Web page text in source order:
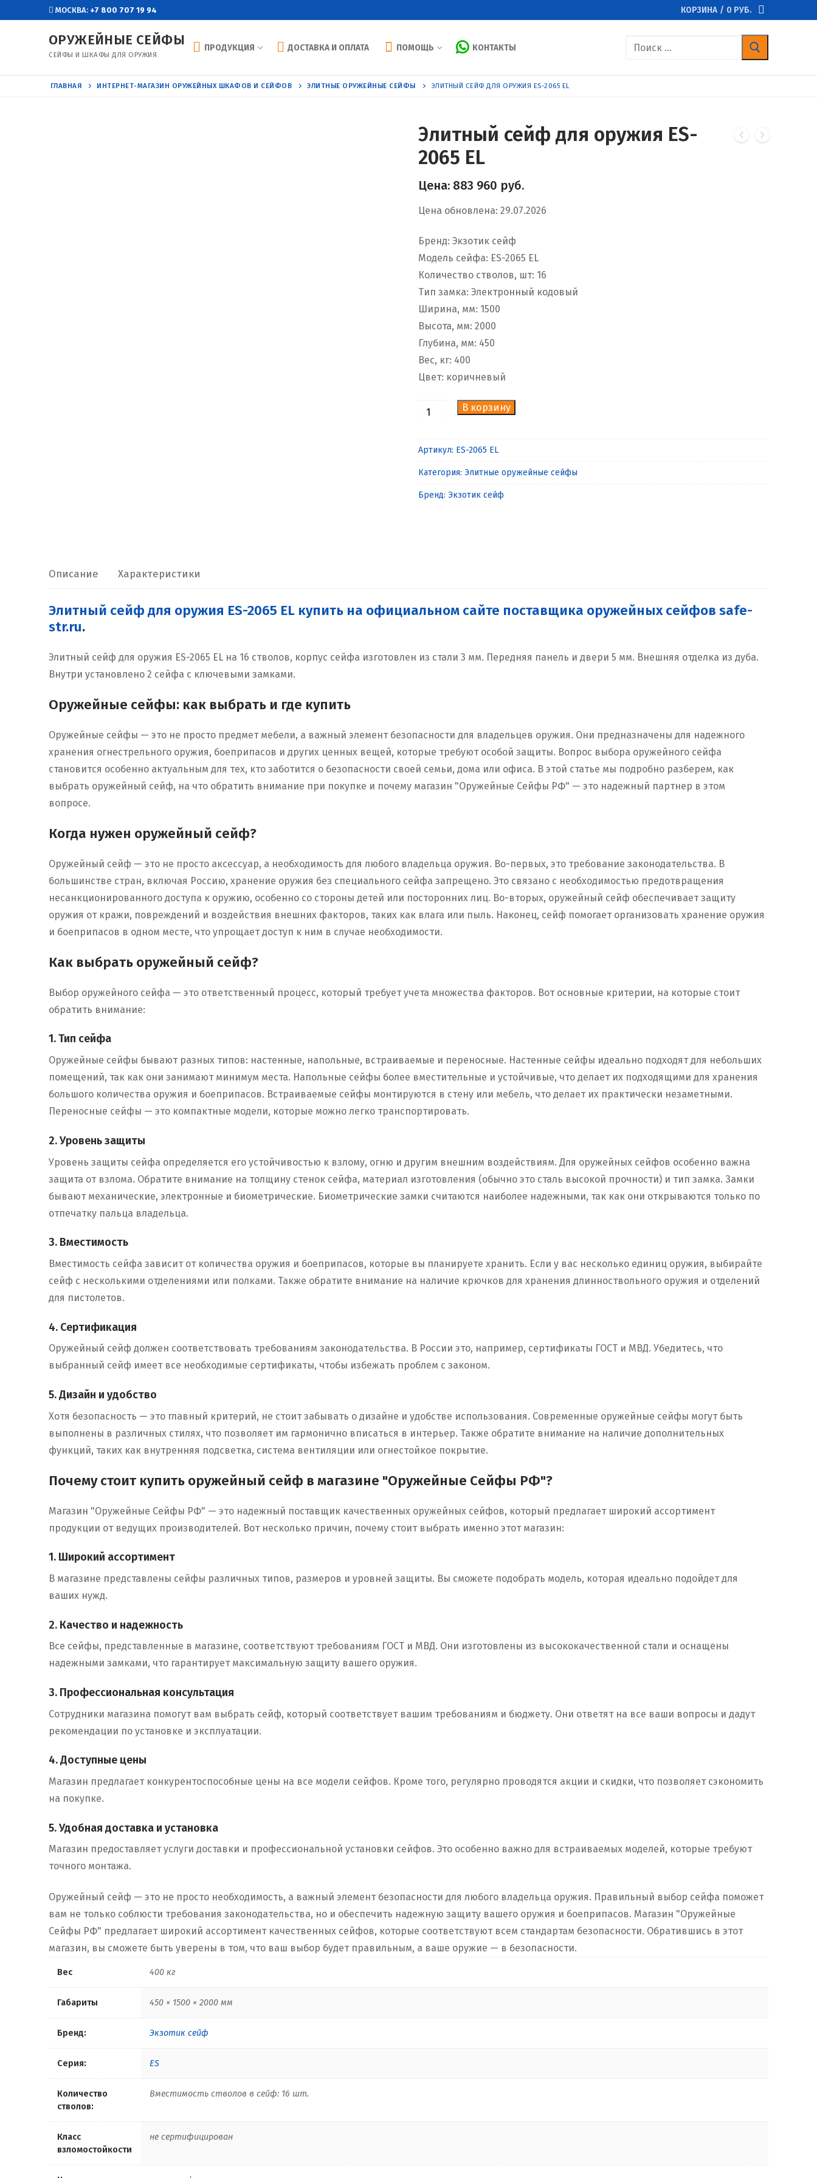
содержимому
МОСКВА: +7 800 707 19 94 КОРЗИНА / 0 РУБ.
ОРУЖЕЙНЫЕ СЕЙФЫ
СЕЙФЫ И ШКАФЫ ДЛЯ ОРУЖИЯ
ПРОДУКЦИЯ ДОСТАВКА И ОПЛАТА ПОМОЩЬ КОНТАКТЫ Найти:
ГЛАВНАЯ ИНТЕРНЕТ-МАГАЗИН ОРУЖЕЙНЫХ ШКАФОВ И СЕЙФОВ ЭЛИТНЫЕ ОРУЖЕЙНЫЕ СЕЙФЫ ЭЛИТНЫЙ СЕЙФ ДЛЯ ОРУЖИЯ ES-2065 EL
Элитный сейф для оружия ES-
2065 EL
Цена: 883 960 руб.
Цена обновлена: 29.07.2026
Бренд: Экзотик сейф
Модель сейфа: ES-2065 EL
Количество стволов, шт: 16
Тип замка: Электронный кодовый
Ширина, мм: 1500
Высота, мм: 2000
Глубина, мм: 450
Вес, кг: 400
Цвет: коричневый
Количество
сейф
для
оружия
В корзину
Артикул: ES-2065 EL
Категория: Элитные оружейные сейфы
Бренд: Экзотик сейф
Описание Характеристики
Элитный сейф для оружия ES-2065 EL купить на официальном сайте поставщика оружейных сейфов safe-
str.ru.
Элитный сейф для оружия ES-2065 EL на 16 стволов, корпус сейфа изготовлен из стали 3 мм. Передняя панель и двери 5 мм. Внешняя отделка из дуба.
Внутри установлено 2 сейфа с ключевыми замками.
Оружейные сейфы: как выбрать и где купить
Оружейные сейфы — это не просто предмет мебели, а важный элемент безопасности для владельцев оружия. Они предназначены для надежного
хранения огнестрельного оружия, боеприпасов и других ценных вещей, которые требуют особой защиты. Вопрос выбора оружейного сейфа
становится особенно актуальным для тех, кто заботится о безопасности своей семьи, дома или офиса. В этой статье мы подробно разберем, как
выбрать оружейный сейф, на что обратить внимание при покупке и почему магазин "Оружейные Сейфы РФ" — это надежный партнер в этом
вопросе.
Когда нужен оружейный сейф?
Оружейный сейф — это не просто аксессуар, а необходимость для любого владельца оружия. Во-первых, это требование законодательства. В
большинстве стран, включая Россию, хранение оружия без специального сейфа запрещено. Это связано с необходимостью предотвращения
несанкционированного доступа к оружию, особенно со стороны детей или посторонних лиц. Во-вторых, оружейный сейф обеспечивает защиту
оружия от кражи, повреждений и воздействия внешних факторов, таких как влага или пыль. Наконец, сейф помогает организовать хранение оружия
и боеприпасов в одном месте, что упрощает доступ к ним в случае необходимости.
Как выбрать оружейный сейф?
Выбор оружейного сейфа — это ответственный процесс, который требует учета множества факторов. Вот основные критерии, на которые стоит
обратить внимание:
1. Тип сейфа
Оружейные сейфы бывают разных типов: настенные, напольные, встраиваемые и переносные. Настенные сейфы идеально подходят для небольших
помещений, так как они занимают минимум места. Напольные сейфы более вместительные и устойчивые, что делает их подходящими для хранения
большого количества оружия и боеприпасов. Встраиваемые сейфы монтируются в стену или мебель, что делает их практически незаметными.
Переносные сейфы — это компактные модели, которые можно легко транспортировать.
2. Уровень защиты
Уровень защиты сейфа определяется его устойчивостью к взлому, огню и другим внешним воздействиям. Для оружейных сейфов особенно важна
защита от взлома. Обратите внимание на толщину стенок сейфа, материал изготовления (обычно это сталь высокой прочности) и тип замка. Замки
бывают механические, электронные и биометрические. Биометрические замки считаются наиболее надежными, так как они открываются только по
отпечатку пальца владельца.
3. Вместимость
Вместимость сейфа зависит от количества оружия и боеприпасов, которые вы планируете хранить. Если у вас несколько единиц оружия, выбирайте
сейф с несколькими отделениями или полками. Также обратите внимание на наличие крючков для хранения длинноствольного оружия и отделений
для пистолетов.
4. Сертификация
Оружейный сейф должен соответствовать требованиям законодательства. В России это, например, сертификаты ГОСТ и МВД. Убедитесь, что
выбранный сейф имеет все необходимые сертификаты, чтобы избежать проблем с законом.
5. Дизайн и удобство
Хотя безопасность — это главный критерий, не стоит забывать о дизайне и удобстве использования. Современные оружейные сейфы могут быть
выполнены в различных стилях, что позволяет им гармонично вписаться в интерьер. Также обратите внимание на наличие дополнительных
функций, таких как внутренняя подсветка, система вентиляции или огнестойкое покрытие.
Почему стоит купить оружейный сейф в магазине "Оружейные Сейфы РФ"?
Магазин "Оружейные Сейфы РФ" — это надежный поставщик качественных оружейных сейфов, который предлагает широкий ассортимент
продукции от ведущих производителей. Вот несколько причин, почему стоит выбрать именно этот магазин:
1. Широкий ассортимент
В магазине представлены сейфы различных типов, размеров и уровней защиты. Вы сможете подобрать модель, которая идеально подойдет для
ваших нужд.
2. Качество и надежность
Все сейфы, представленные в магазине, соответствуют требованиям ГОСТ и МВД. Они изготовлены из высококачественной стали и оснащены
надежными замками, что гарантирует максимальную защиту вашего оружия.
3. Профессиональная консультация
Сотрудники магазина помогут вам выбрать сейф, который соответствует вашим требованиям и бюджету. Они ответят на все ваши вопросы и дадут
рекомендации по установке и эксплуатации.
4. Доступные цены
Магазин предлагает конкурентоспособные цены на все модели сейфов. Кроме того, регулярно проводятся акции и скидки, что позволяет сэкономить
на покупке.
5. Удобная доставка и установка
Магазин предоставляет услуги доставки и профессиональной установки сейфов. Это особенно важно для встраиваемых моделей, которые требуют
точного монтажа.
Оружейный сейф — это не просто необходимость, а важный элемент безопасности для любого владельца оружия. Правильный выбор сейфа поможет
вам не только соблюсти требования законодательства, но и обеспечить надежную защиту вашего оружия и боеприпасов. Магазин "Оружейные
Сейфы РФ" предлагает широкий ассортимент качественных сейфов, которые соответствуют всем стандартам безопасности. Обратившись в этот
магазин, вы сможете быть уверены в том, что ваш выбор будет правильным, а ваше оружие — в безопасности.
Вес 400 кг
Габариты 450 × 1500 × 2000 мм
Бренд: Экзотик сейф
Серия: ES
Количество
стволов:
Вместимость стволов в сейф: 16 шт.
Класс
взломостойкости
не сертифицирован